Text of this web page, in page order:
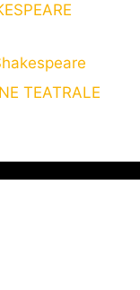
TEATRALE